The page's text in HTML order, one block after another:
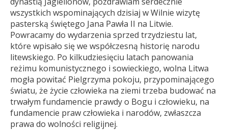
wszystkich wspominających dzisiaj w Wilnie wizytę
pasterską świętego Jana Pawła II na Litwie.
Powracamy do wydarzenia sprzed trzydziestu lat,
które wpisało się we współczesną historię narodu
litewskiego. Po kilkudziesięciu latach panowania
reżimu komunistycznego i sowieckiego, wolna Litwa
mogła powitać Pielgrzyma pokoju, przypominającego
światu, że życie człowieka na ziemi trzeba budować na
trwałym fundamencie prawdy o Bogu i człowieku, na
fundamencie praw człowieka i narodów, zwłaszcza
prawa do wolności religijnej.